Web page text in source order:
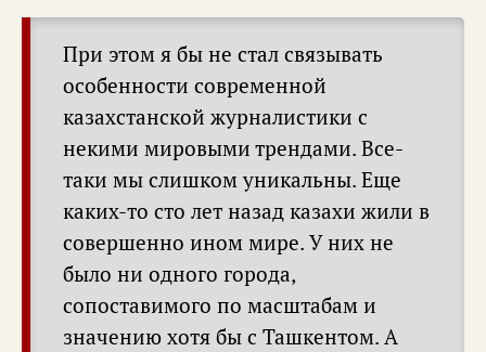
При этом я бы не стал связывать
особенности современной
казахстанской журналистики с
некими мировыми трендами. Все-
таки мы слишком уникальны. Еще
каких-то сто лет назад казахи жили в
совершенно ином мире. У них не
было ни одного города,
сопоставимого по масштабам и
значению хотя бы с Ташкентом. А